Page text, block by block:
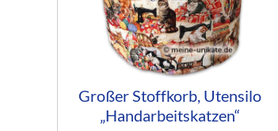
Großer Stoffkorb, Utensilo
„Handarbeitskatzen“